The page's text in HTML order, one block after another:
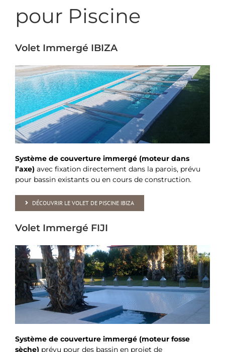
pour Piscine
Volet Immergé IBIZA
Système de couverture immergé (moteur dans
l’axe) avec fixation directement dans la parois, prévu
pour bassin existants ou en cours de construction.
DÉCOUVRIR LE VOLET DE PISCINE IBIZA
Volet Immergé FIJI
Système de couverture immergé (moteur fosse
sèche) prévu pour des bassin en projet de